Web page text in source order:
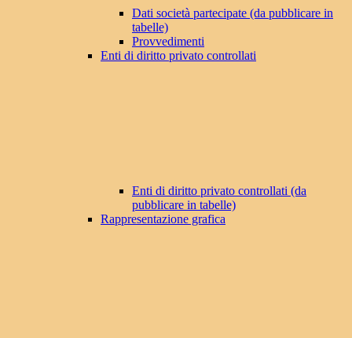
Dati società partecipate (da pubblicare in
tabelle)
Provvedimenti
Enti di diritto privato controllati
Enti di diritto privato controllati (da
pubblicare in tabelle)
Rappresentazione grafica